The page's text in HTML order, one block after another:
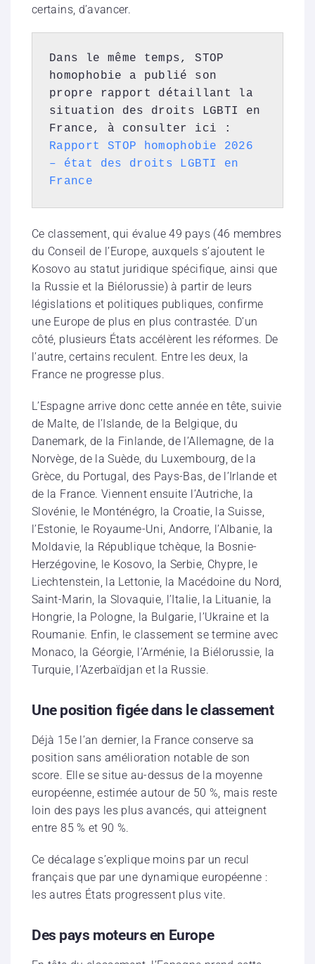
certains, d’avancer.
Dans le même temps, STOP
homophobie a publié son
propre rapport détaillant la
situation des droits LGBTI en
Rapport STOP homophobie 2026
– état des droits LGBTI en
France
Ce classement, qui évalue 49 pays (46 membres
du Conseil de l’Europe, auxquels s’ajoutent le
Kosovo au statut juridique spécifique, ainsi que
la Russie et la Biélorussie) à partir de leurs
législations et politiques publiques, confirme
une Europe de plus en plus contrastée. D’un
côté, plusieurs États accélèrent les réformes. De
l’autre, certains reculent. Entre les deux, la
France ne progresse plus.
L’Espagne arrive donc cette année en tête, suivie
de Malte, de l’Islande, de la Belgique, du
Danemark, de la Finlande, de l’Allemagne, de la
Norvège, de la Suède, du Luxembourg, de la
Grèce, du Portugal, des Pays-Bas, de l’Irlande et
de la France. Viennent ensuite l’Autriche, la
Slovénie, le Monténégro, la Croatie, la Suisse,
l’Estonie, le Royaume-Uni, Andorre, l’Albanie, la
Moldavie, la République tchèque, la Bosnie-
Herzégovine, le Kosovo, la Serbie, Chypre, le
Liechtenstein, la Lettonie, la Macédoine du Nord,
Saint-Marin, la Slovaquie, l’Italie, la Lituanie, la
Hongrie, la Pologne, la Bulgarie, l’Ukraine et la
Roumanie. Enfin, le classement se termine avec
Monaco, la Géorgie, l’Arménie, la Biélorussie, la
Turquie, l’Azerbaïdjan et la Russie.
Une position figée dans le classement
Déjà 15e l’an dernier, la France conserve sa
position sans amélioration notable de son
score. Elle se situe au-dessus de la moyenne
européenne, estimée autour de 50 %, mais reste
loin des pays les plus avancés, qui atteignent
entre 85 % et 90 %.
Ce décalage s’explique moins par un recul
français que par une dynamique européenne :
les autres États progressent plus vite.
Des pays moteurs en Europe